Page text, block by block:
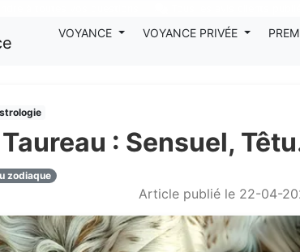
VOYANCE VOYANCE PRIVÉE
Taureau : Sensuel,
zodiaque
Article publié le 22-04-